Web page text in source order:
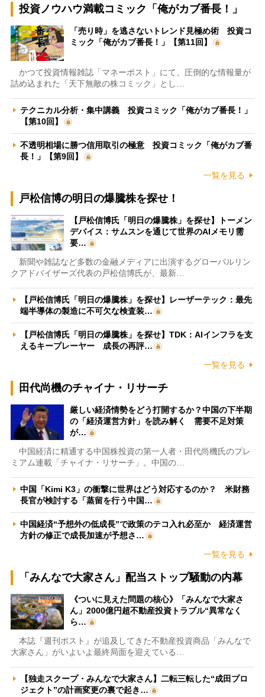
投資ノウハウ満載コミック「俺がカブ番長！」
「売り時」を逃さないトレンド見極め術 投資コ
ミック「俺がカブ番長！」【第11回】
かつて投資情報雑誌「マネーポスト」にて、圧倒的な情報量が
詰め込まれた「天下無敵の株コミック」とし…
テクニカル分析・集中講義 投資コミック「俺がカブ番長！」
【第10回】
不透明相場に勝つ信用取引の極意 投資コミック「俺がカブ番
長！」【第9回】
一覧を見る
戸松信博の明日の爆騰株を探せ！
【戸松信博氏「明日の爆騰株」を探せ】トーメン
デバイス：サムスンを通じて世界のAIメモリ需
要…
新聞や雑誌など多数の金融メディアに出演するグローバルリン
クアドバイザーズ代表の戸松信博氏が、最新…
【戸松信博氏「明日の爆騰株」を探せ】レーザーテック：最先
端半導体の製造に不可欠な検査装…
【戸松信博氏「明日の爆騰株」を探せ】TDK：AIインフラを支
えるキープレーヤー 成長の再評…
一覧を見る
田代尚機のチャイナ・リサーチ
厳しい経済情勢をどう打開するか？中国の下半期
の「経済運営方針」を読み解く 需要不足対策
が…
中国経済に精通する中国株投資の第一人者・田代尚機氏のプレ
ミアム連載「チャイナ・リサーチ」。中国の…
中国「Kimi K3」の衝撃に世界はどう対応するのか？ 米財務
長官が検討する「蒸留を行う中国…
中国経済“予想外の低成長”で政策のテコ入れ必至か 経済運営
方針の修正で成長加速が予想さ…
一覧を見る
「みんなで大家さん」配当ストップ騒動の内幕
《ついに見えた問題の核心》「みんなで大家さ
ん」2000億円超不動産投資トラブル“異常なく
ら…
本誌『週刊ポスト』が追及してきた不動産投資商品「みんなで
大家さん」がいよいよ最終局面を迎えている…
【独走スクープ・みんなで大家さん】二転三転した“成田プロ
ジェクト”の計画変更の裏で起き…